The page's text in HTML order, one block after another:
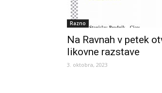
Razno
Na Ravnah v petek
likovne razstave
3. oktobra, 2023